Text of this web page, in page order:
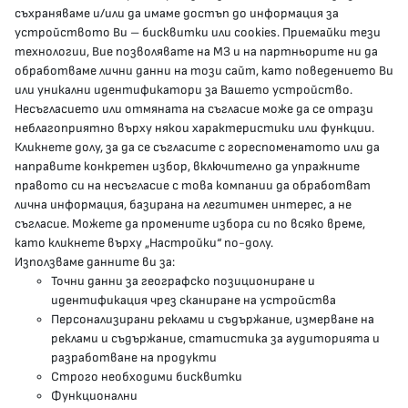
гр.София, 1000, пл. „Света Неделя“ №5
delovodstvo@mh.government.bg
presscenter@mh.government.bg
МЗ В СОЦИАЛНИТЕ МРЕЖИ
Facebook страница
Instragram профил
YouTube канал
Threads профил
Карта на сайта
съхраняваме и/или да имаме достъп до информация за
устройството Ви – бисквитки или cookies. Приемайки тези
технологии, Вие позволявате на МЗ и на партньорите ни да
обработваме лични данни на този сайт, като поведението Ви
или уникални идентификатори за Вашето устройство.
Несъгласието или отмяната на съгласие може да се отрази
неблагоприятно върху някои характеристики или функции.
Кликнете долу, за да се съгласите с гореспоменатото или да
направите конкретен избор, включително да упражните
правото си на несъгласие с това компании да обработват
лична информация, базирана на легитимен интерес, а не
съгласие. Можете да промените избора си по всяко време,
като кликнете върху „Настройки“ по-долу.
Използваме данните ви за:
Точни данни за географско позициониране и
идентификация чрез сканиране на устройства
Персонализирани реклами и съдържание, измерване на
реклами и съдържание, статистика за аудиторията и
разработване на продукти
Строго необходими бисквитки
Функционални